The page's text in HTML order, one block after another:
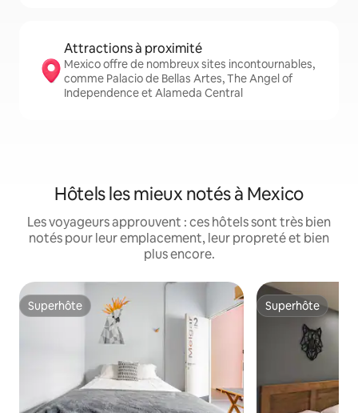
Attractions à proximité
Mexico offre de nombreux sites incontournables,
comme Palacio de Bellas Artes, The Angel of
Independence et Alameda Central
Hôtels les mieux notés à Mexico
Les voyageurs approuvent : ces hôtels sont très bien
notés pour leur emplacement, leur propreté et bien
plus encore.
Superhôte
Superhôte Superhôte
Superhôte